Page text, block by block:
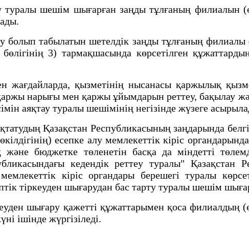
шешім шығарған заңды тұлғаның филиалын
табылатын шетелдік заңды тұлғаның филиалы
3) тармақшасында көрсетілген құжаттардың
жағдайларда, қызметінің нысанасы қаржылық
нарығы мен қаржы ұйымдарын реттеу, бақылау
аяқтау туралы шешімінің негізінде жүзеге
Қазақстан Республикасының заңдарында
есепке алу мемлекеттік кіріс
бюджетке төленетін басқа да міндетті
кедендік реттеу туралы" Қазақстан
кіріс органдары берешегі туралы
тіркеуден шығарудан бас тарту туралы шешім
шығару қажетті құжаттарымен қоса филиалдың
ішінде жүргізіледі.